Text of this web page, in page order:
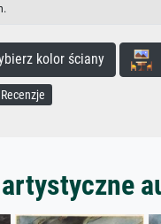
kolor ściany